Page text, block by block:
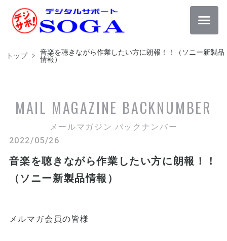
トップ
音楽を聴きながら作業したい方に朗報！！（ソニー新製品
情報）
MAIL MAGAZINE BACKNUMBER
メールマガジン バックナンバー
2022/05/26
音楽を聴きながら作業したい方に朗報！！
（ソニー新製品情報）
メルマガ会員の皆様